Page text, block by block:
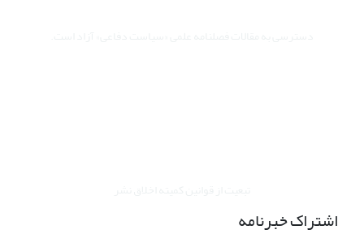
اشتراک خبرنامه